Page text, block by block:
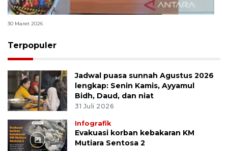
Polri bangun Laboratorium Sosial Sains Kepolisian
30 Maret 2026
Terpopuler
Jadwal puasa sunnah Agustus 2026
lengkap: Senin Kamis, Ayyamul
Bidh, Daud, dan niat
31 Juli 2026
Infografik
Evakuasi korban kebakaran KM
Mutiara Sentosa 2